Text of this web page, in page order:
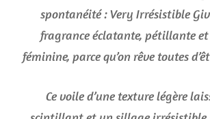
spontanéité : Very Irrésistible
fragrance éclatante, pétillante
féminine, parce qu’on rêve toutes
Ce voile d’une texture légère